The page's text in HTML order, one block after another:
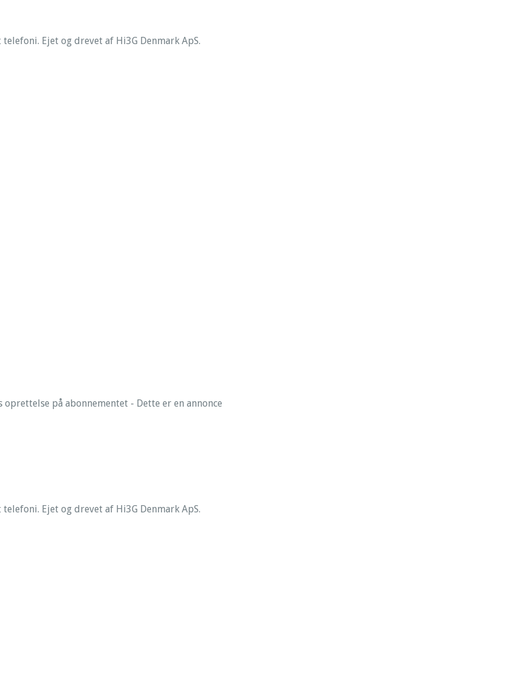
Ejet og drevet af Hi3G Denmark ApS.
på abonnementet - Dette er en annonce
Ejet og drevet af Hi3G Denmark ApS.